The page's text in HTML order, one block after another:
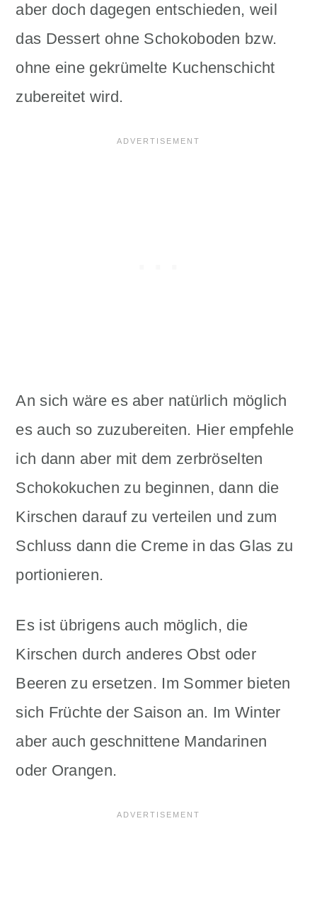
aber doch dagegen entschieden, weil
das Dessert ohne Schokoboden bzw.
ohne eine gekrümelte Kuchenschicht
zubereitet wird.
An sich wäre es aber natürlich möglich
es auch so zuzubereiten. Hier empfehle
ich dann aber mit dem zerbröselten
Schokokuchen zu beginnen, dann die
Kirschen darauf zu verteilen und zum
Schluss dann die Creme in das Glas zu
portionieren.
Es ist übrigens auch möglich, die
Kirschen durch anderes Obst oder
Beeren zu ersetzen. Im Sommer bieten
sich Früchte der Saison an. Im Winter
aber auch geschnittene Mandarinen
oder Orangen.